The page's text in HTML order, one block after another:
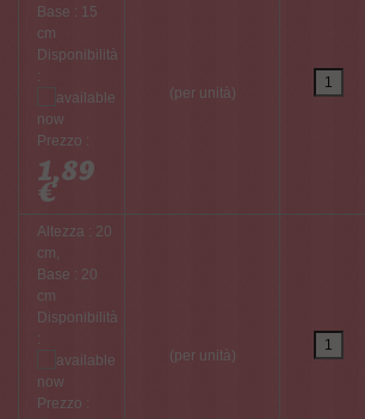
Base : 15
cm
Disponibilità
:
Prezzo :
1,89
€
(per unità)
Altezza : 20
cm,
Base : 20
cm
Disponibilità
:
Prezzo :
(per unità)